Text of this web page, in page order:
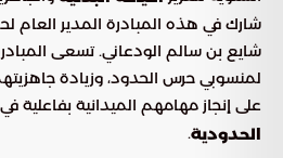
شارك في هذه المبادرة المدير العام
شايع بن سالم الودعاني. تسعى
لمنسوبي حرس الحدود، وزيادة
على إنجاز مهامهم الميدانية بفاعلية
الحدودية.